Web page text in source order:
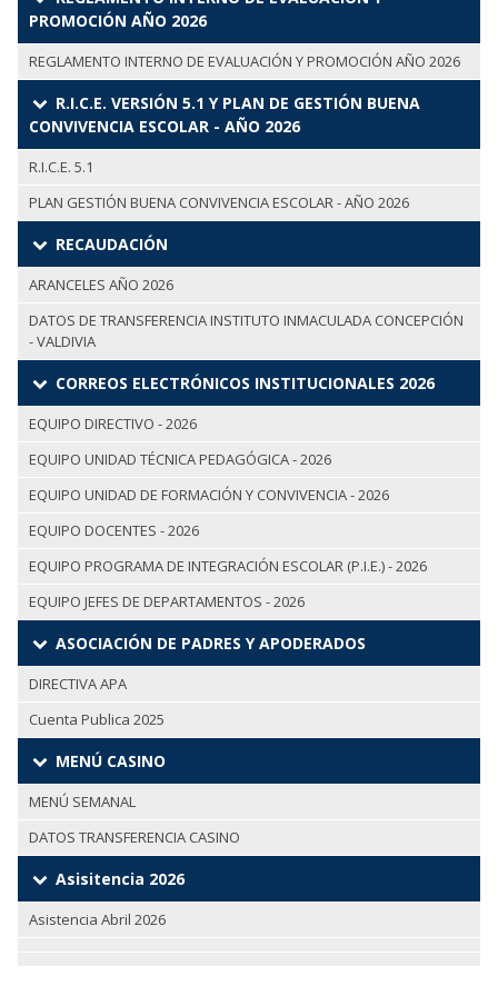
PROMOCIÓN AÑO 2026
REGLAMENTO INTERNO DE EVALUACIÓN Y PROMOCIÓN AÑO 2026
R.I.C.E. VERSIÓN 5.1 Y PLAN DE GESTIÓN BUENA
CONVIVENCIA ESCOLAR - AÑO 2026
R.I.C.E. 5.1
PLAN GESTIÓN BUENA CONVIVENCIA ESCOLAR - AÑO 2026
RECAUDACIÓN
ARANCELES AÑO 2026
DATOS DE TRANSFERENCIA INSTITUTO INMACULADA CONCEPCIÓN
- VALDIVIA
CORREOS ELECTRÓNICOS INSTITUCIONALES 2026
EQUIPO DIRECTIVO - 2026
EQUIPO UNIDAD TÉCNICA PEDAGÓGICA - 2026
EQUIPO UNIDAD DE FORMACIÓN Y CONVIVENCIA - 2026
EQUIPO DOCENTES - 2026
EQUIPO PROGRAMA DE INTEGRACIÓN ESCOLAR (P.I.E.) - 2026
EQUIPO JEFES DE DEPARTAMENTOS - 2026
ASOCIACIÓN DE PADRES Y APODERADOS
DIRECTIVA APA
Cuenta Publica 2025
MENÚ CASINO
MENÚ SEMANAL
DATOS TRANSFERENCIA CASINO
Asisitencia 2026
Asistencia Abril 2026